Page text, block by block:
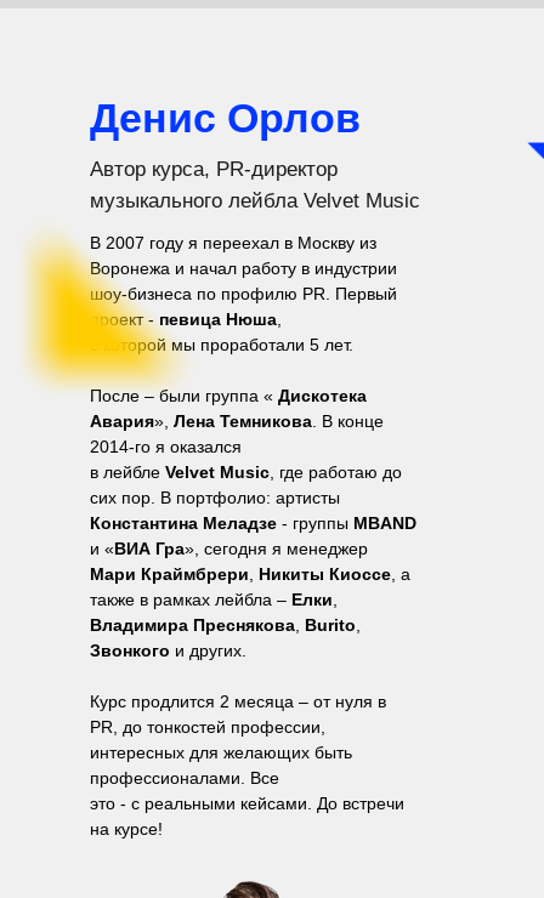
Денис Орлов
Автор курса, PR-директор
музыкального лейбла Velvet Music
В 2007 году я переехал в Москву из
Воронежа и начал работу в индустрии
шоу-бизнеса по профилю PR. Первый
проект - певица Нюша
с которой мы проработали 5 лет.
После – были группа « Дискотека
Авария», Лена Темникова . В конце
2014-го я оказался
в лейбле Velvet Music , где работаю до
сих пор. В портфолио: артисты
Константина Меладзе - группы MBAND
и «ВИА Гра», сегодня я менеджер
Мари Краймбрери
Никиты Киоссе , а
также в рамках лейбла – Елки
Владимира Преснякова Burito
Звонкого и других.
Курс продлится 2 месяца – от нуля в
PR, до тонкостей профессии,
интересных для желающих быть
профессионалами. Все
это - с реальными кейсами. До встречи
на курсе!